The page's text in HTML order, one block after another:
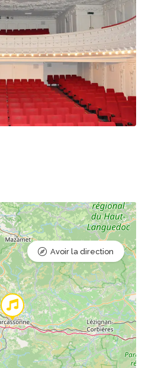
Avoir la direction